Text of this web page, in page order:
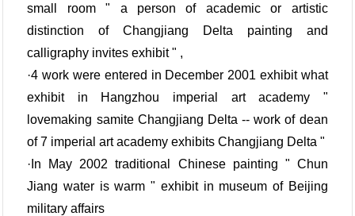
small room " a person of academic or artistic
distinction of Changjiang Delta painting and
calligraphy invites exhibit " ,
·4 work were entered in December 2001 exhibit what
exhibit in Hangzhou imperial art academy "
lovemaking samite Changjiang Delta -- work of dean
of 7 imperial art academy exhibits Changjiang Delta "
·In May 2002 traditional Chinese painting " Chun
Jiang water is warm " exhibit in museum of Beijing
military affairs